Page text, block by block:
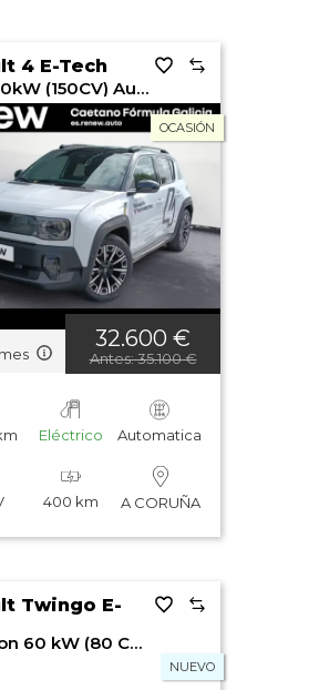
4 E-Tech
Iconic 10kW (150CV) Autonomía Conf
OCASIÓN
32.600 €
Antes: 35.100 €
Eléctrico Automatica
400 km A CORUÑA
Twingo E-
evolution 60 kW (80 CV) autonomía urbana
NUEVO